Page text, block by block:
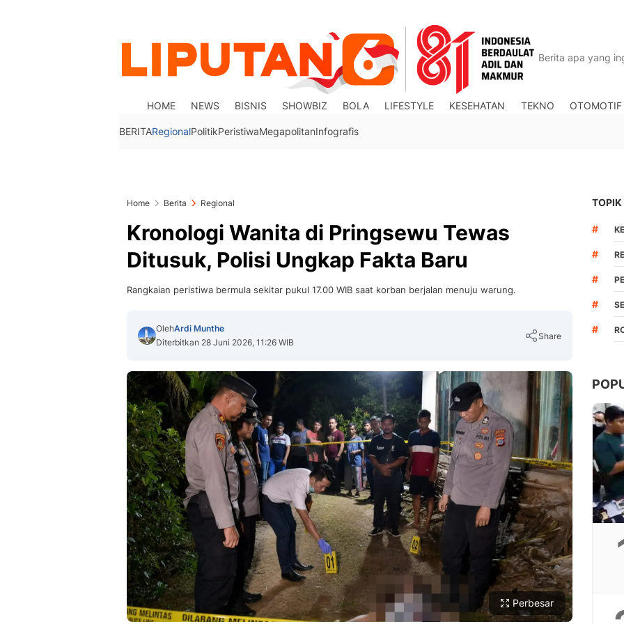
HOME NEWS BISNIS SHOWBIZ BOLA LIFESTYLE KESEHATAN TEKNO OTOMOTIF
BERITARegionalPolitikPeristiwaMegapolitanInfografis
Home Berita Regional
Kronologi Wanita di Pringsewu Tewas
Ditusuk, Polisi Ungkap Fakta Baru
Rangkaian peristiwa bermula sekitar pukul 17.00 WIB saat korban berjalan menuju warung.
OlehArdi Munthe
Diterbitkan 28 Juni 2026, 11:26 WIB
Share
Copy Link
Perbesar
TOPIK
#
#
#
#
#